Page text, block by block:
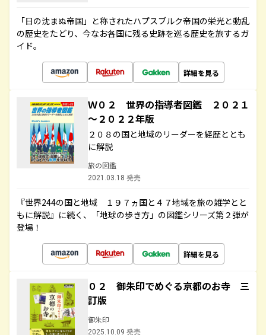
「日の沈まぬ帝国」と称されたハプスブルク帝国の栄光と動乱
の歴史をたどり、今なお各国に残る史跡を巡る歴史を旅するガ
イド。
詳細を見る
Ｗ０２ 世界の指導者図鑑 ２０２１
～２０２２年版
２０８の国と地域のリーダーを経歴ととも
に解説
旅の図鑑
2021.03.18 発売
『世界244の国と地域 １９７ヵ国と４７地域を旅の雑学とと
もに解説』に続く、「地球の歩き方」の図鑑シリーズ第２弾が
登場！
詳細を見る
０２ 御朱印でめぐる京都のお寺 三
訂版
御朱印
2025.10.09 発売